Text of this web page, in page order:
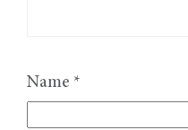
Name *